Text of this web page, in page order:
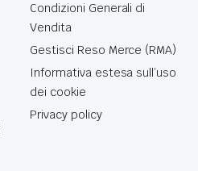
Condizioni Generali di
Vendita
Gestisci Reso Merce (RMA)
Informativa estesa sull’uso
dei cookie
Privacy policy